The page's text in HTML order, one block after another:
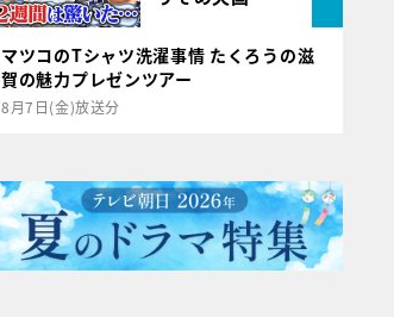
マツコのTシャツ洗濯事情 たくろうの滋
賀の魅力プレゼンツアー
8月7日(金)放送分